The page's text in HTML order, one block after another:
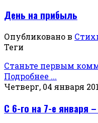
День на прибыль
Опубликовано в
Теги
Станьте первым
Подробнее ...
Четверг, 04 января
С 6-го на 7-е января